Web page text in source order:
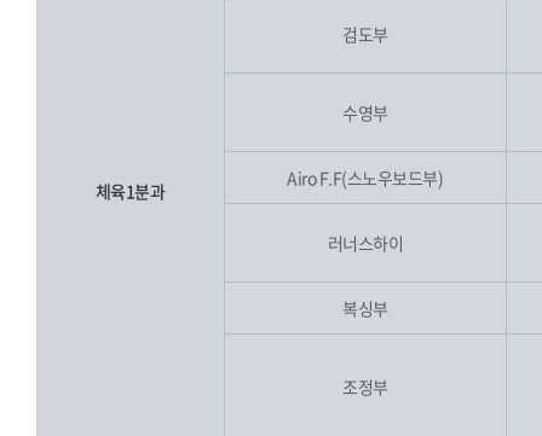
체육1분과
검도부
수영부
Airo F.F(스노우보드부)
러너스하이
복싱부
조정부